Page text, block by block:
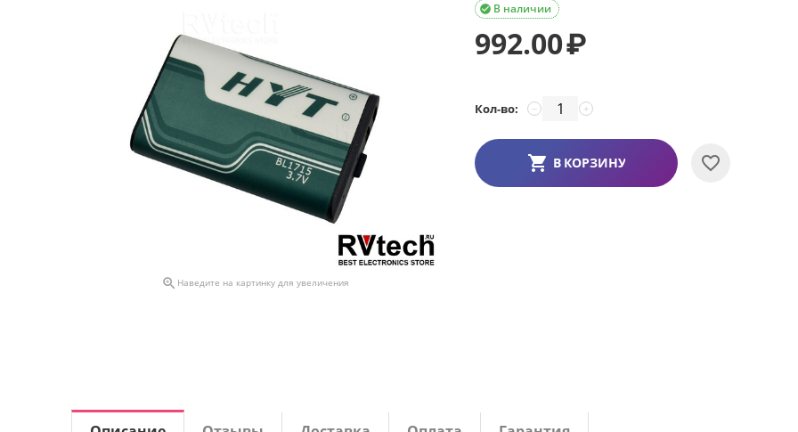
 Наведите на картинку для увеличения
В наличии

992.00₽
Кол-во: +
−
В КОРЗИНУ